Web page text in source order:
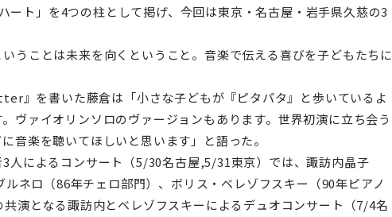
ート」を4つの柱として掲げ、今回は東京・名古屋・岩手県久慈の3
うことは未来を向くということ。音楽で伝える喜びを子どもたちに
』を書いた藤倉は「小さな子どもが『ピタパタ』と歩いているよ
ヴァイオリンソロのヴァージョンもあります。世界初演に立ち会う
音楽を聴いてほしいと思います」と語った。
人によるコンサート（5/30名古屋,5/31東京）では、諏訪内晶子
ルネロ（86年チェロ部門）、ボリス・ベレゾフスキー（90年ピアノ
演となる諏訪内とベレゾフスキーによるデュオコンサート（7/4名